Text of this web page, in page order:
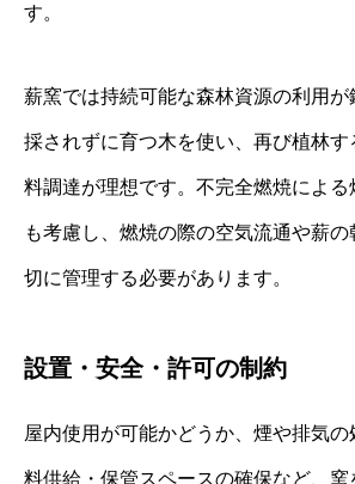
す。
薪窯では持続可能な森林資源の利用
採されずに育つ木を使い、再び植林
料調達が理想です。不完全燃焼による
も考慮し、燃焼の際の空気流通や薪
切に管理する必要があります。
設置・安全・許可の制約
屋内使用が可能かどうか、煙や排気
料供給・保管スペースの確保など、